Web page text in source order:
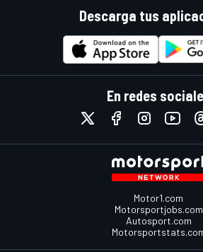
Descarga tus
En redes
Motor1.com
Motorsportjobs.com
Autosport.com